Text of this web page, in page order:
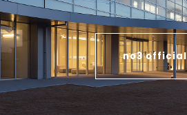
no3 official